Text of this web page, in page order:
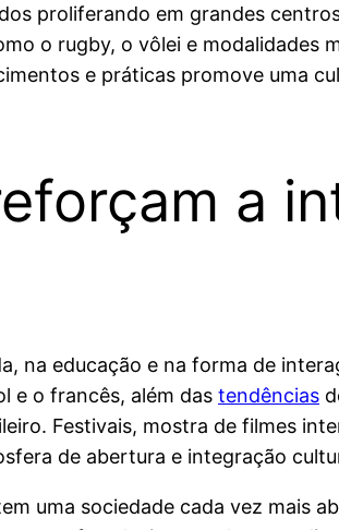
proliferando em grandes
o rugby, o vôlei e modalidades
e práticas promove uma
a
educação e na forma de
e o francês, além das tendências
Festivais, mostra de filmes
de abertura e integração
uma sociedade cada vez mais